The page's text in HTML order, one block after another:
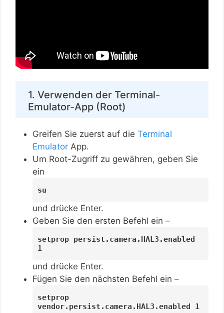
1. Verwenden der Terminal-
Emulator-App (Root)
Greifen Sie zuerst auf die Terminal
Emulator App.
Um Root-Zugriff zu gewähren, geben Sie
ein
su
und drücke Enter.
Geben Sie den ersten Befehl ein –
setprop persist.camera.HAL3.enabled
1
und drücke Enter.
Fügen Sie den nächsten Befehl ein –
setprop
vendor.persist.camera.HAL3.enabled 1